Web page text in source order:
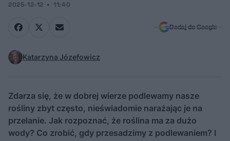
2025-12-12 11:40
Dodaj do Google
Katarzyna Józefowicz
Zdarza się, że w dobrej wierze podlewamy nasze
rośliny zbyt często, nieświadomie narażając je na
przelanie. Jak rozpoznać, że roślina ma za dużo
wody? Co zrobić, gdy przesadzimy z podlewaniem? I